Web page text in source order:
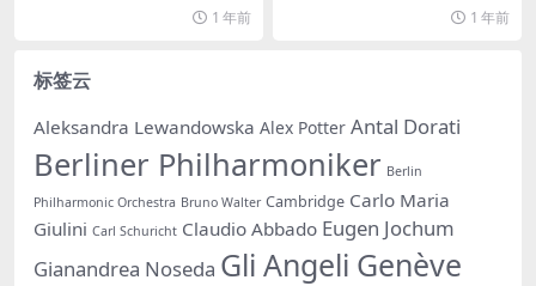
1 年前 1 年前
标签云
Aleksandra Lewandowska Alex Potter Antal Dorati
Berliner Philharmoniker Berlin
Philharmonic Orchestra Bruno Walter Cambridge Carlo Maria
Giulini Carl Schuricht Claudio Abbado Eugen Jochum
Gianandrea Noseda Gli Angeli Genève